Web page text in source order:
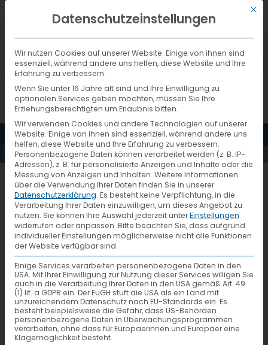
DEUTSCH
MENÜ
AKTUELLES
Mit ETA alles im Blick
Zur Optimierung der Prozesse hat VTL
im Januar 2021 eine digitale Neuerung
auf den Weg gebracht: die ETA-
Hauptlauf-Berechnung. Dazu nutzt die
Stückgutkooperation Transportdaten
von Synfioo und erreicht so mehr
Transparenz in den Lieferketten.
Mit
Datenschutzeinstellungen
Wir nutzen Cookies auf unserer Website. Einige von ihnen sind
essenziell, während andere uns helfen, diese Website und Ihre
Erfahrung zu verbessern.
Wenn Sie unter 16 Jahre alt sind und Ihre Einwilligung zu
optionalen Services geben möchten, müssen Sie Ihre
Erziehungsberechtigten um Erlaubnis bitten.
Wir verwenden Cookies und andere Technologien auf unserer
Website. Einige von ihnen sind essenziell, während andere uns
helfen, diese Website und Ihre Erfahrung zu verbessern.
Personenbezogene Daten können verarbeitet werden (z. B. IP-
Adressen), z. B. für personalisierte Anzeigen und Inhalte oder die
Messung von Anzeigen und Inhalten. Weitere Informationen
über die Verwendung Ihrer Daten finden Sie in unserer
Datenschutzerklärung. Es besteht keine Verpflichtung, in die
Verarbeitung Ihrer Daten einzuwilligen, um dieses Angebot zu
nutzen. Sie können Ihre Auswahl jederzeit unterEinstellungen
widerrufen oder anpassen. Bitte beachten Sie, dass aufgrund
individueller Einstellungen möglicherweise nicht alle Funktionen
der Website verfügbar sind.
Einige Services verarbeiten personenbezogene Daten in den
USA. Mit Ihrer Einwilligung zur Nutzung dieser Services willigen Sie
auch in die Verarbeitung Ihrer Daten in den USA gemäß Art. 49
(1) lit. a GDPR ein. Der EuGH stuft die USA als ein Land mit
unzureichendem Datenschutz nach EU-Standards ein. Es
besteht beispielsweise die Gefahr, dass US-Behörden
personenbezogene Daten in Überwachungsprogrammen
verarbeiten, ohne dass für Europäerinnen und Europäer eine
Klagemöglichkeit besteht.